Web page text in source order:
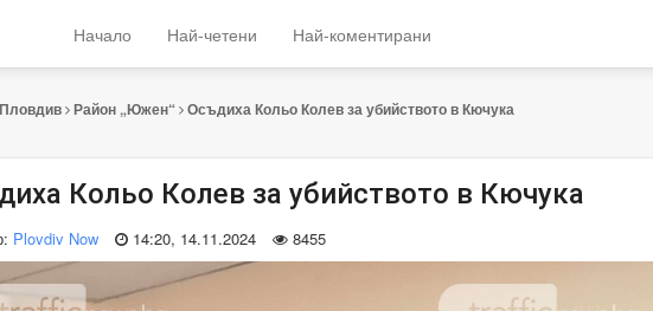
Начало Най-четени Най-коментирани
Пловдив Район „Южен“ Осъдиха Кольо Колев за убийството в Кючука
Кольо Колев за убийството в Кючука
Plovdiv Now 14:20, 14.11.2024 8455